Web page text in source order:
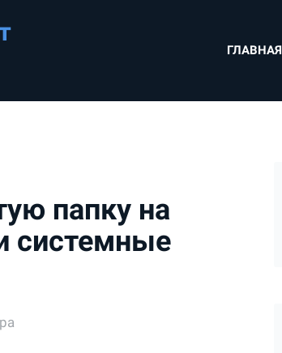
ГЛАВНАЯ
папку на
системные